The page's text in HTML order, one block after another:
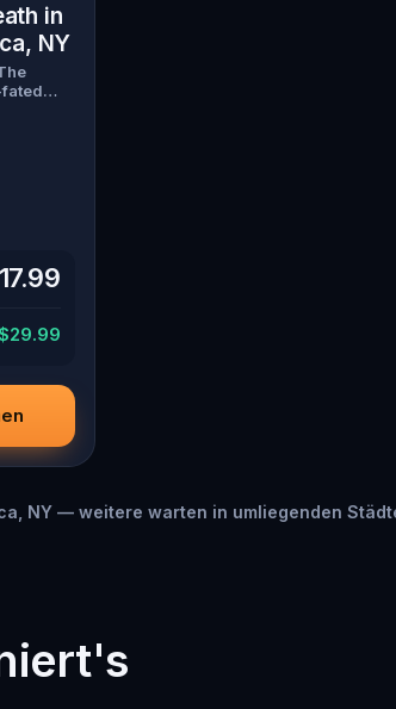
in
NY
for
Bridges
led
the
strike
NY — weitere warten in umliegenden